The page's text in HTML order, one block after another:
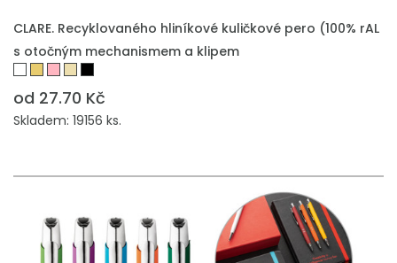
PŘIDAT DO POPTÁVKY
CLARE. Recyklovaného hliníkové kuličkové pero (100% rAL
s otočným mechanismem a klipem
od 27.70 Kč
Skladem: 19156 ks.